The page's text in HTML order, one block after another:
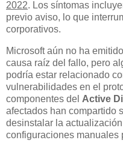
2022. Los síntomas
previo aviso, lo que
corporativos.
Microsoft aún no ha
causa raíz del fallo, pero
podría estar relacionado
vulnerabilidades en el
componentes del Active
afectados han compartido
desinstalar la
configuraciones manuales